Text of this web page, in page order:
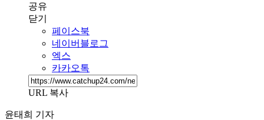
공유
닫기
페이스북
네이버블로그
엑스
카카오톡
URL 복사
윤태희 기자